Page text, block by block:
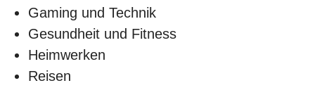
Gaming und Technik
Gesundheit und Fitness
Heimwerken
Reisen